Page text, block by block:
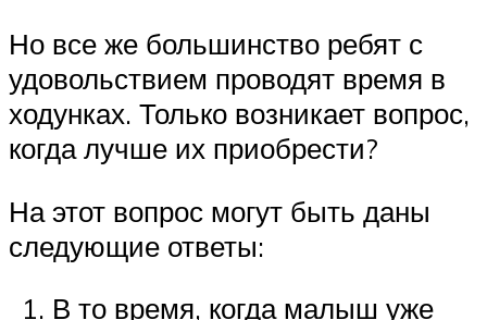
Но все же большинство ребят с
удовольствием проводят время в
ходунках. Только возникает вопрос,
когда лучше их приобрести?
На этот вопрос могут быть даны
следующие ответы:
В то время, когда малыш уже